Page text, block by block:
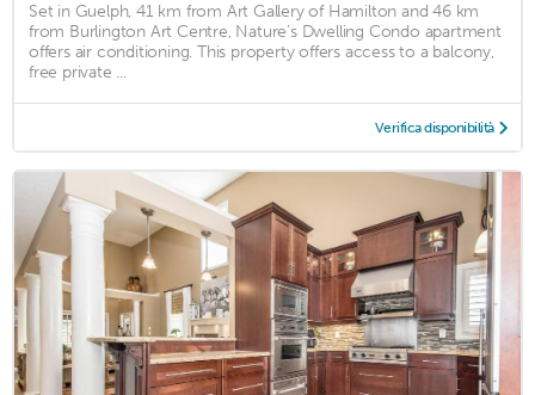
Set in Guelph, 41 km from Art Gallery of Hamilton and 46 km
from Burlington Art Centre, Nature’s Dwelling Condo apartment
offers air conditioning. This property offers access to a balcony,
free private ...
Verifica disponibilità